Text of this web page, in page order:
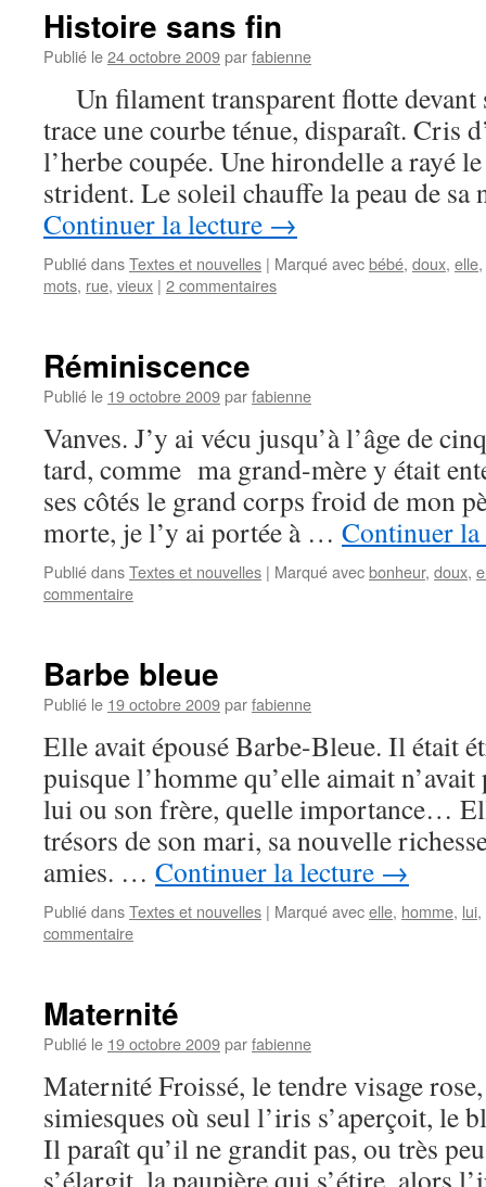
Histoire sans fin
Publié le24 octobre 2009parfabienne
Un filament transparent flotte devant
trace une courbe ténue, disparaît. Cris
l’herbe coupée. Une hirondelle a rayé
strident. Le soleil chauffe la peau de
Continuer la lecture →
Publié dansTextes et nouvelles | Marqué avecbébé, doux, elle,
mots, rue, vieux | 2 commentaires
Réminiscence
Publié le 19 octobre 2009parfabienne
Vanves. J’y ai vécu jusqu’à l’âge de
tard, comme ma grand-mère y était
ses côtés le grand corps froid de mon
morte, je l’y ai portée à … Continuer
Publié dansTextes et nouvelles | Marqué avecbonheur, doux,
commentaire
Barbe bleue
Publié le 19 octobre 2009parfabienne
Elle avait épousé Barbe-Bleue. Il était
puisque l’homme qu’elle aimait
lui ou son frère, quelle importance…
trésors de son mari, sa nouvelle
amies. … Continuer la lecture →
Publié dansTextes et nouvelles | Marqué avecelle, homme, lui,
commentaire
Maternité
Publié le 19 octobre 2009parfabienne
Maternité Froissé, le tendre visage
simiesques où seul l’iris s’aperçoit, le
Il paraît qu’il ne grandit pas, ou très
s’élargit, la paupière qui s’étire, alors